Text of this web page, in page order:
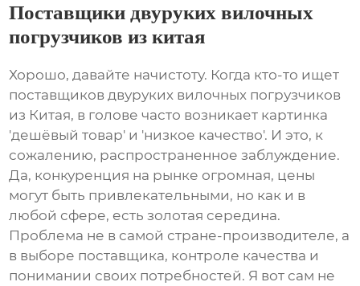
Поставщики двуруких вилочных
погрузчиков из китая
Хорошо, давайте начистоту. Когда кто-то ищет
поставщиков двуруких вилочных погрузчиков
из Китая, в голове часто возникает картинка
'дешёвый товар' и 'низкое качество'. И это, к
сожалению, распространенное заблуждение.
Да, конкуренция на рынке огромная, цены
могут быть привлекательными, но как и в
любой сфере, есть золотая середина.
Проблема не в самой стране-производителе, а
в выборе поставщика, контроле качества и
понимании своих потребностей. Я вот сам не